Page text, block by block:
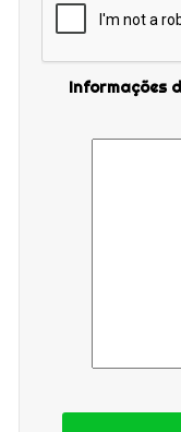
Informações